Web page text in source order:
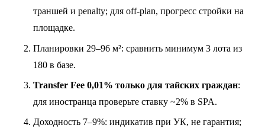
траншей и penalty; для off-plan, прогресс стройки на
площадке.
Планировки 29–96 м²: сравнить минимум 3 лота из
180 в базе.
Transfer Fee 0,01% только для тайских граждан:
для иностранца проверьте ставку ~2% в SPA.
Доходность 7–9%: индикатив при УК, не гарантия;